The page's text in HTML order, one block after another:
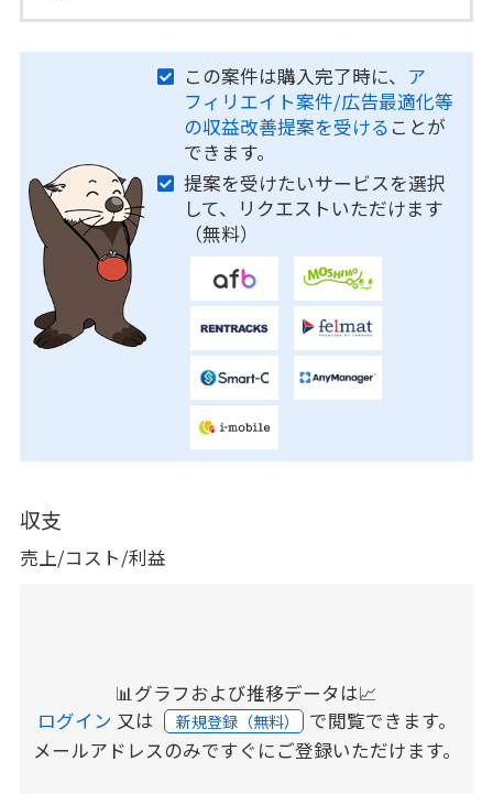
この案件は購入完了時に、 ア
フィリエイト案件/広告最適化等
の収益改善提案を受ける ことが
できます。
提案を受けたいサービスを選択
して、リクエストいただけます
（無料）
収支
売上/コスト/利益
📊グラフおよび推移データは📈
ログイン 又は 新規登録（無料） で閲覧できます。
メールアドレスのみですぐにご登録いただけます。